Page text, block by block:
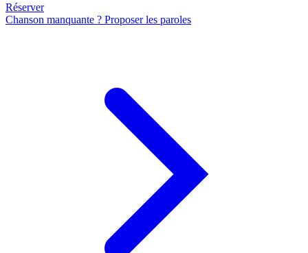
Réserver
Chanson manquante ? Proposer les paroles